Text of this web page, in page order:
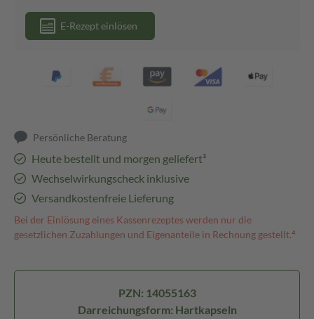
E-Rezept einlösen
Persönliche Beratung
Heute bestellt und morgen geliefert³
Wechselwirkungscheck inklusive
Versandkostenfreie Lieferung
Bei der Einlösung eines Kassenrezeptes werden nur die
gesetzlichen Zuzahlungen und Eigenanteile in Rechnung gestellt.⁴
PZN: 14055163
Darreichungsform: Hartkapseln